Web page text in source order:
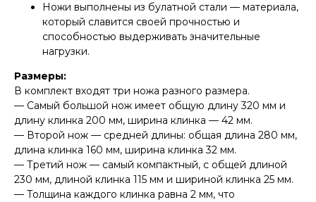
Ножи выполнены из булатной стали — материала,
который славится своей прочностью и
способностью выдерживать значительные
нагрузки.
Размеры:
В комплект входят три ножа разного размера.
— Самый большой нож имеет общую длину 320 мм и
длину клинка 200 мм, ширина клинка — 42 мм.
— Второй нож — средней длины: общая длина 280 мм,
длина клинка 160 мм, ширина клинка 32 мм.
— Третий нож — самый компактный, с общей длиной
230 мм, длиной клинка 115 мм и шириной клинка 25 мм.
— Толщина каждого клинка равна 2 мм, что
КОНТАКТЫ
Консультации по телефону и онлайн.
Будем рады продемонстрировать вам
оставьте запрос на звонок менеджера
для консультации
Адрес:"НОЖИ ПАВЛОВО", 606104,
ул. Восточная, 3Б (самовывоз), г. Павлово,
Нижегородская обл., Россия
ООО "ПТФ" ИНН 6686090373
Часы работы:ПН-ПТ с 09.00 до 17.00
Телефон:
+7 (996) 130−131−1
E-mail: info-torg@bk.ru
+7